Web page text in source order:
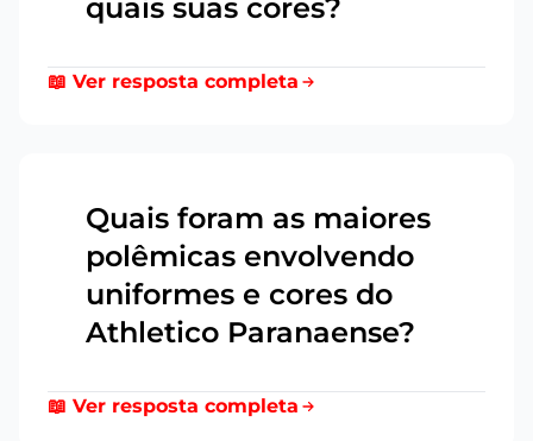
quais suas cores?
📖 Ver resposta completa
Quais foram as maiores
polêmicas envolvendo
uniformes e cores do
Athletico Paranaense?
📖 Ver resposta completa